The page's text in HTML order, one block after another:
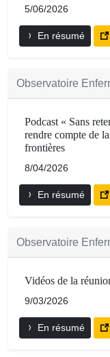
5/06/2026
En résumé
Observatoire
Podcast « Sans
rendre compte de
frontières
8/04/2026
En résumé
Observatoire
Vidéos de la
9/03/2026
En résumé